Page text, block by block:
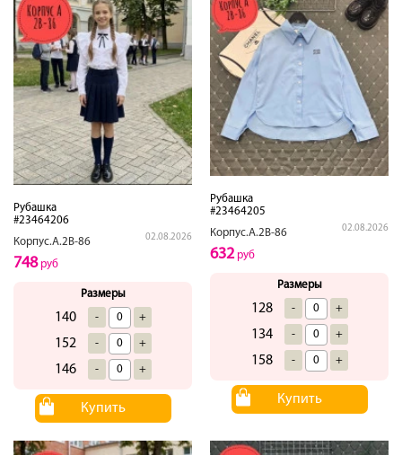
Рубашка
#23464206
Корпус.А.2В-86
02.08.2026
748руб
Размеры
140 - +
152 - +
146 - +
Купить
Рубашка
#23464205
Корпус.А.2В-86
02.08.2026
632руб
Размеры
128 - +
134 - +
158 - +
Купить